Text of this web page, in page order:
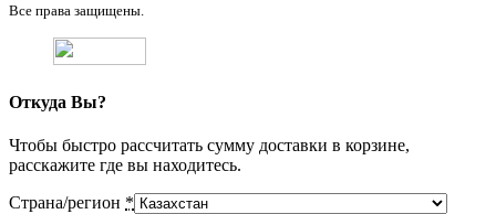
Все права защищены.
Откуда Вы?
Чтобы быстро рассчитать сумму доставки в корзине,
расскажите где вы находитесь.
Страна/регион *